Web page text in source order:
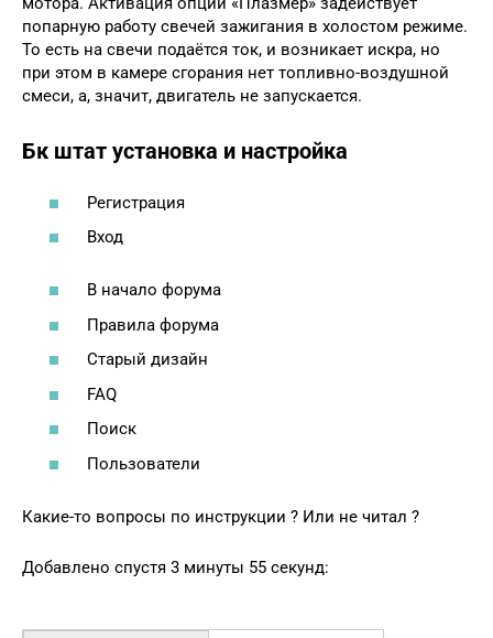
попарную работу свечей зажигания в холостом режиме.
То есть на свечи подаётся ток, и возникает искра, но
при этом в камере сгорания нет топливно-воздушной
смеси, а, значит, двигатель не запускается.
Бк штат установка и настройка
Регистрация
Вход
В начало форума
Правила форума
Старый дизайн
FAQ
Поиск
Пользователи
Какие-то вопросы по инструкции ? Или не читал ?
Добавлено спустя 3 минуты 55 секунд: